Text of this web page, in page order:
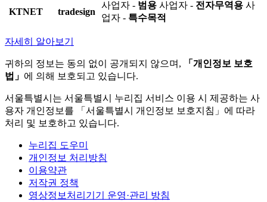
KTNET tradesign
사업자 - 범용 사업자 - 전자무역용 사
업자 - 특수목적
자세히 알아보기
귀하의 정보는 동의 없이 공개되지 않으며,
「개인정보 보호
법」 에 의해 보호되고 있습니다.
서울특별시는 서울특별시 누리집 서비스 이용 시 제공하는 사
용자 개인정보를 「서울특별시 개인정보 보호지침」에 따라
처리 및 보호하고 있습니다.
누리집 도우미
개인정보 처리방침
이용약관
저작권 정책
영상정보처리기기 운영·관리 방침